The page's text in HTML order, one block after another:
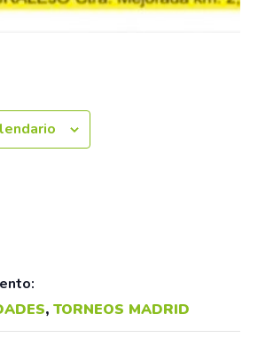
, TORNEOS MADRID